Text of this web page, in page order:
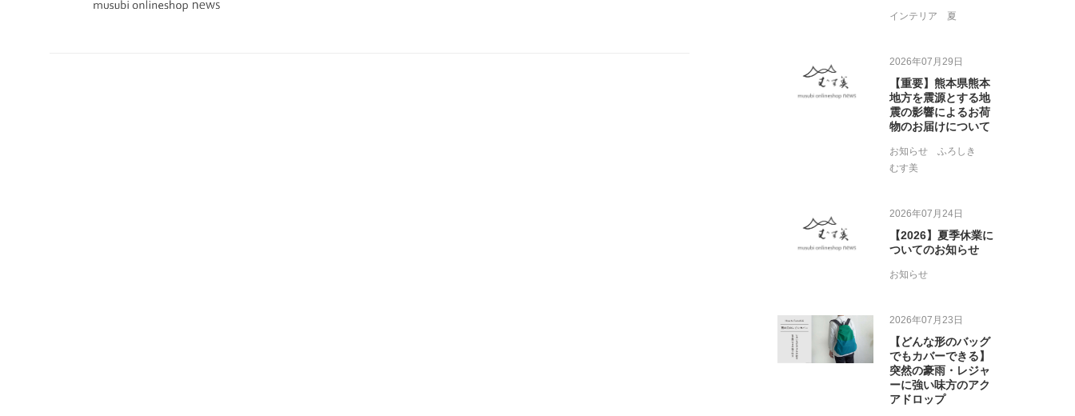
インテリア 夏
2026年07月29日
【重要】熊本県熊本
地方を震源とする地
震の影響によるお荷
物のお届けについて
お知らせ
ふろしき
むす美
2026年07月24日
【2026】夏季休業に
ついてのお知らせ
お知らせ
2026年07月23日
【どんな形のバッグ
でもカバーできる】
突然の豪雨・レジャ
ーに強い味方のアク
アドロップ